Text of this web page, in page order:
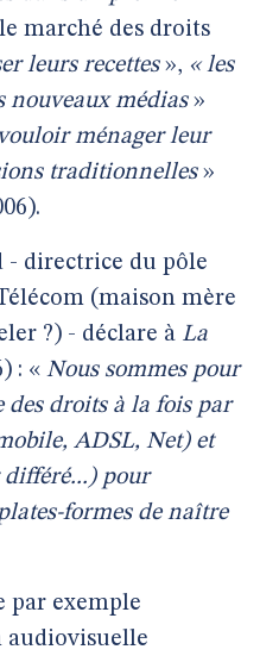
marché des droits
leurs recettes», « les
nouveaux médias»
vouloir ménager leur
traditionnelles»
directrice du pôle
(maison mère
?) - déclare à La
: « Nous sommes pour
des droits à la fois par
ADSL, Net) et
pour
formes de naître
par exemple
audiovisuelle